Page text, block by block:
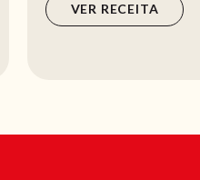
VER RECEITA